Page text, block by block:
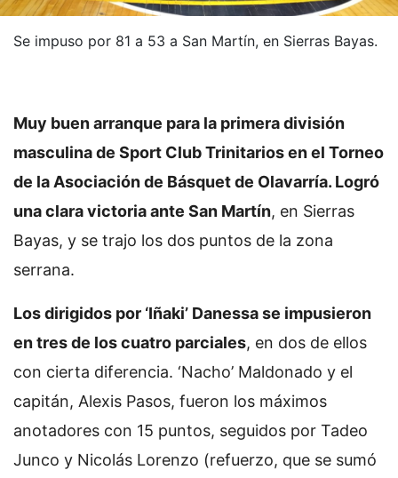
Se impuso por 81 a 53 a San Martín, en Sierras Bayas.
Muy buen arranque para la primera división
masculina de Sport Club Trinitarios en el Torneo
de la Asociación de Básquet de Olavarría. Logró
una clara victoria ante San Martín, en Sierras
Bayas, y se trajo los dos puntos de la zona
serrana.
Los dirigidos por ‘Iñaki’ Danessa se impusieron
en tres de los cuatro parciales, en dos de ellos
con cierta diferencia. ‘Nacho’ Maldonado y el
capitán, Alexis Pasos, fueron los máximos
anotadores con 15 puntos, seguidos por Tadeo
Junco y Nicolás Lorenzo (refuerzo, que se sumó